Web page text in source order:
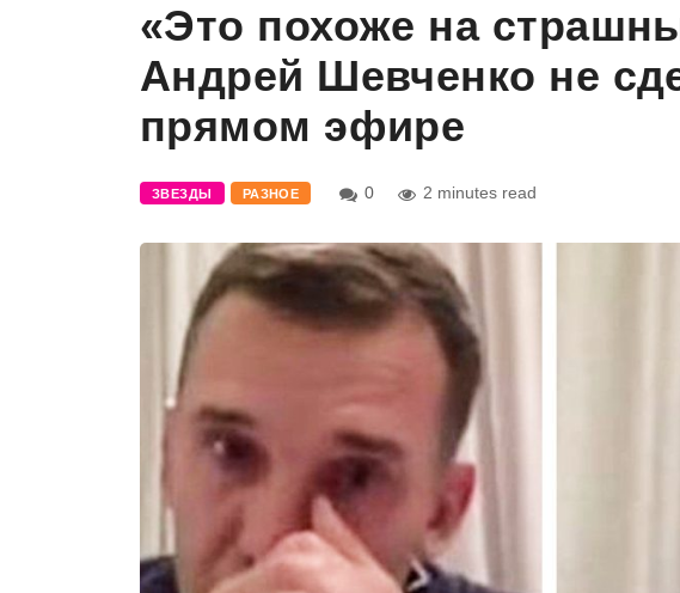
«Это похоже на
Андрей Шевченко не
прямом эфире
ЗВЕЗДЫ РАЗНОЕ 0 2 minutes read